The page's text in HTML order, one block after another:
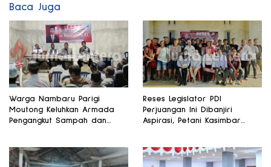
Baca Juga
Warga Nambaru Parigi
Moutong Keluhkan Armada
Pengangkut Sampah dan
Reses Legislator PDI
Perjuangan Ini Dibanjiri
Aspirasi, Petani Kasimbar